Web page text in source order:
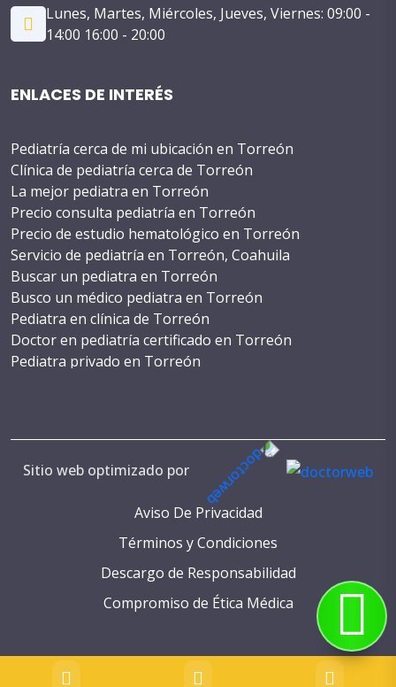
Lunes, Martes, Miércoles, Jueves, Viernes: 09:00 -
14:00 16:00 - 20:00
ENLACES DE INTERÉS
Pediatría cerca de mi ubicación en Torreón
Clínica de pediatría cerca de Torreón
La mejor pediatra en Torreón
Precio consulta pediatría en Torreón
Precio de estudio hematológico en Torreón
Servicio de pediatría en Torreón, Coahuila
Buscar un pediatra en Torreón
Busco un médico pediatra en Torreón
Pediatra en clínica de Torreón
Doctor en pediatría certificado en Torreón
Pediatra privado en Torreón
Consulta con pediatra en Torreón
Cita con pediatra en Torreón
Numeros de pediatras en Torreón
Pediatria reconocida en Torreón
Pediatria especializada en Torreón
Pediatria para recién nacidos en Torreón
Médicos pediatras en Torreón
Atención pediátrica en Torreón
Cuidados pediátricos Torreón
Atención médica pediátrica en Torreón
Sitio web optimizado por
Aviso De Privacidad
Términos y Condiciones
Descargo de Responsabilidad
Compromiso de Ética Médica